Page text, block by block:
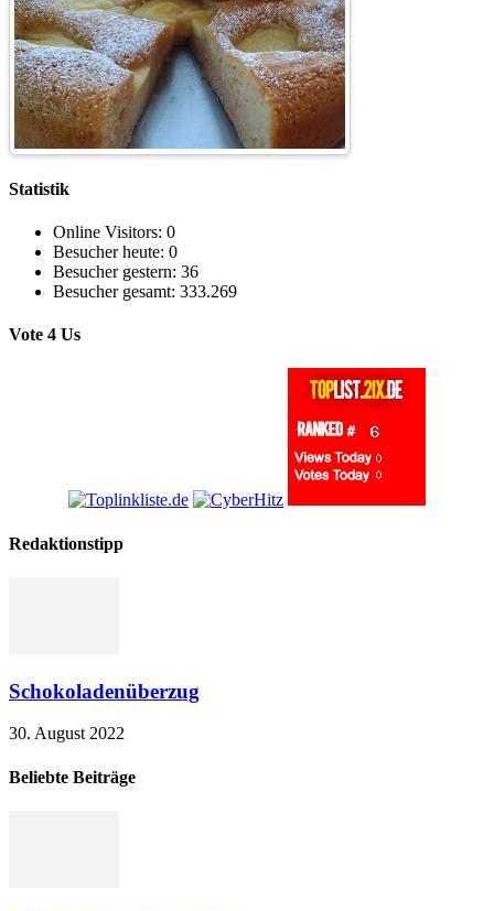
Statistik
Online Visitors: 0
Besucher heute: 0
Besucher gestern: 36
Besucher gesamt: 333.269
Vote 4 Us
Redaktionstipp
Schokoladenüberzug
30. August 2022
Beliebte Beiträge